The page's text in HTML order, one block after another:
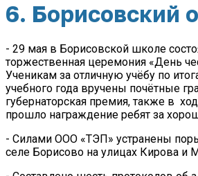
6. Борисовский
- 29 мая в Борисовской школе
торжественная церемония «День
Ученикам за отличную учёбу по
учебного года вручены почётные
губернаторская премия, также в
прошло награждение ребят за
- Силами ООО «ТЭП» устранены
селе Борисово на улицах Кирова и